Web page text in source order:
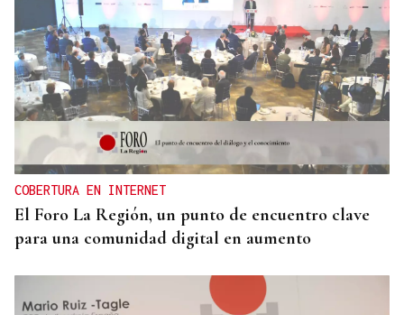
COBERTURA EN INTERNET
El Foro La Región, un punto de encuentro clave
para una comunidad digital en aumento